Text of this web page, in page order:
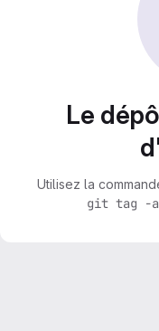
Le
Utilisez la
git tag -